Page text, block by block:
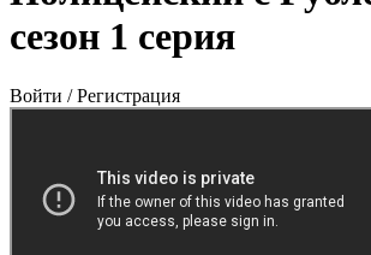
сезон 1 серия
Войти / Регистрация